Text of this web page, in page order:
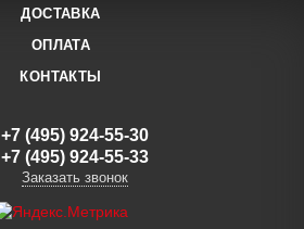
ДОСТАВКА
ОПЛАТА
КОНТАКТЫ
+7 (495) 924-55-30
+7 (495) 924-55-33
Заказать звонок